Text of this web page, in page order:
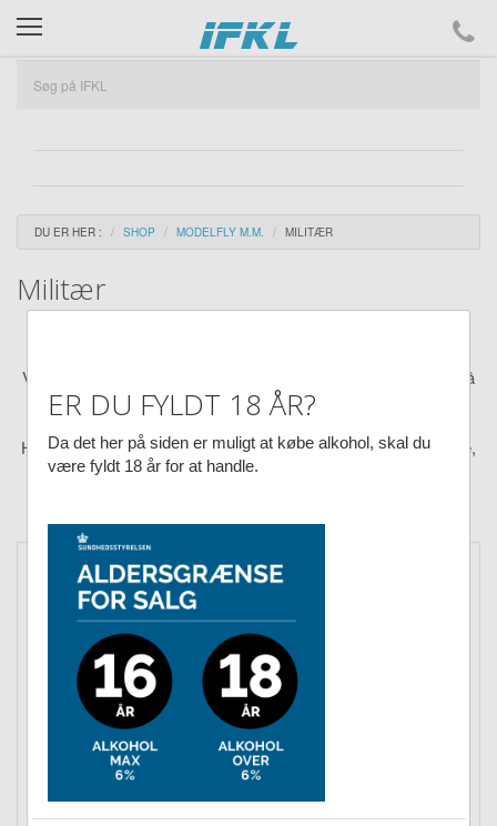
ifkl
DU ER HER : SHOP MODELFLY M.M. MILITÆR
Militær
Vi kan skaffe mange flere flytyper og luftfartsselskaber, med få
ugers leveringstid.
Mail til os her:Send en mail til IFKL-Shoppen
Husk at angive dit navn, medlemsnummer og varens evt. type,
størrelse, flyselskab, stregkode m.m.
Husk at logge ind for at se din medlemspris.
HOBBYMASTER
A10C Thunderbolt II Warthog 81-0962
ER DU FYLDT 18 ÅR?
Da det her på siden er muligt at købe alkohol, skal du
være fyldt 18 år for at handle.